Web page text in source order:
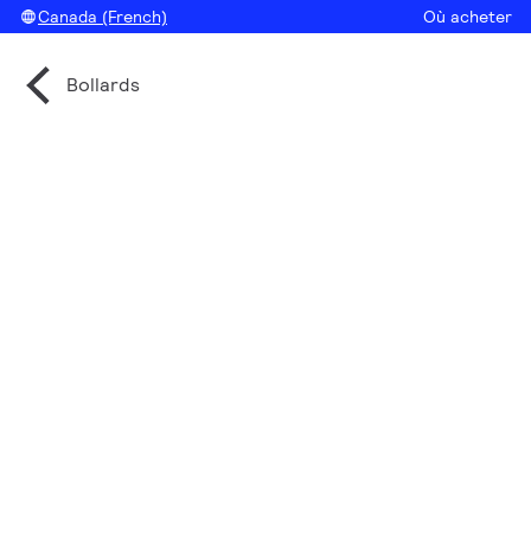
Canada (French) Où acheter
Bollards